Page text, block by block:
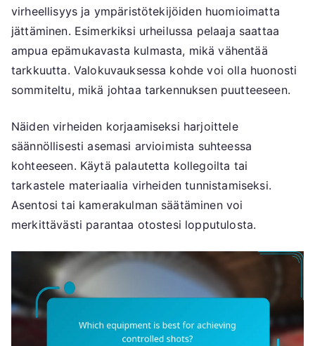
virheellisyys ja ympäristötekijöiden huomioimatta
jättäminen. Esimerkiksi urheilussa pelaaja saattaa
ampua epämukavasta kulmasta, mikä vähentää
tarkkuutta. Valokuvauksessa kohde voi olla huonosti
sommiteltu, mikä johtaa tarkennuksen puutteeseen.
Näiden virheiden korjaamiseksi harjoittele
säännöllisesti asemasi arvioimista suhteessa
kohteeseen. Käytä palautetta kollegoilta tai
tarkastele materiaalia virheiden tunnistamiseksi.
Asentosi tai kamerakulman säätäminen voi
merkittävästi parantaa otostesi lopputulosta.